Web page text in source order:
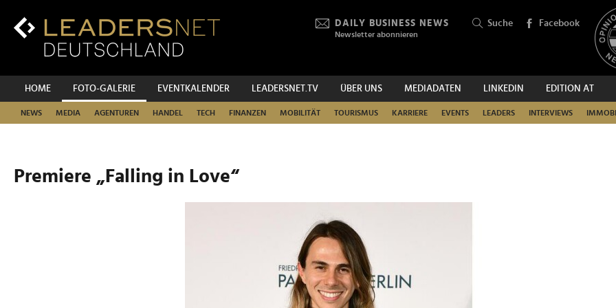
Inhalt
Hauptnavigation
DAILY BUSINESS NEWS
Newsletter abonnieren
Suche Facebook
HOME FOTO-GALERIE EVENTKALENDER LEADERSNET.TV ÜBER UNS MEDIADATEN LINKEDIN EDITION AT
NEWS MEDIA AGENTUREN HANDEL TECH FINANZEN MOBILITÄT TOURISMUS KARRIERE EVENTS LEADERS INTERVIEWS
SUCHEN
Premiere „Falling in Love“